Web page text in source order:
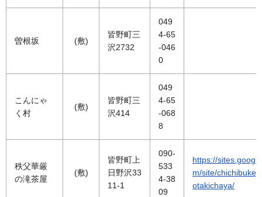
曽根坂 (敷)
皆野町三
沢2732
049
4-65
-046
0
こんにゃ
く村
(敷)
皆野町三
沢414
049
4-65
-068
8
秩父華厳
の滝茶屋
(敷)
皆野町上
日野沢33
11-1
090-
533
4-38
09
https://
m/site/
otakichaya/